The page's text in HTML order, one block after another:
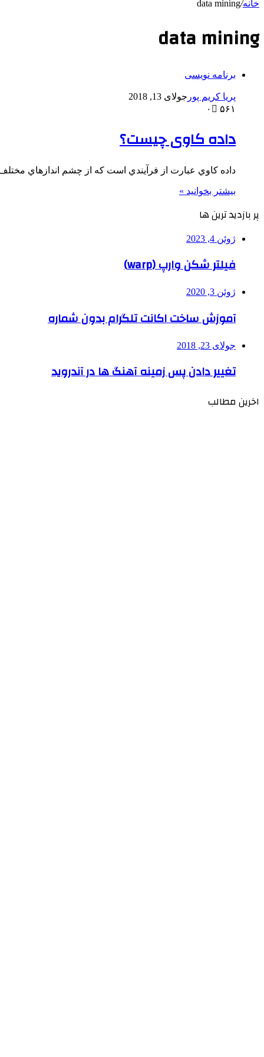
خانه/
data mining
data mining
برنامه نویسی
پریا کریم پور جولای 13, 2018
۰
۵۶۱
داده کاوی چیست؟
داده كاوي عبارت از فرآيندي است كه از چشم اندازهاي
بیشتر بخوانید »
پر بازدید ترین ها
ژوئن 4, 2023
فیلتر شکن وارپ (warp)
ژوئن 3, 2020
آموزش ساخت اکانت تلگرام بدون شماره
جولای 23, 2018
تغییر دادن پس زمینه آهنگ ها در آندروید
اخرین مطالب